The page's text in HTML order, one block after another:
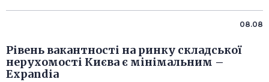
08.08
Рівень вакантності на ринку складської
нерухомості Києва є мінімальним –
Expandia